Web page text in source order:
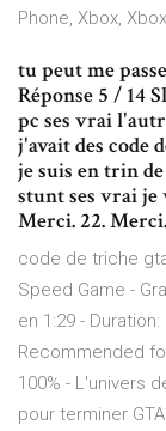
Phone, Xbox, Xbox
tu peut me
Réponse 5 / 14
pc ses vrai
j'avait des code
je suis en trin
stunt ses vrai je
Merci. 22.
code de triche
Speed Game -
en 1:29 -
Recommended
100% - L'univers
pour terminer